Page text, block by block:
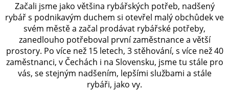
Začali jsme jako většina rybářských potřeb, nadšený
rybář s podnikavým duchem si otevřel malý obchůdek ve
svém městě a začal prodávat rybářské potřeby,
zanedlouho potřeboval první zaměstnance a větší
prostory. Po více než 15 letech, 3 stěhování, s více než 40
zaměstnanci, v Čechách i na Slovensku, jsme tu stále pro
vás, se stejným nadšením, lepšími službami a stále
rybáři, jako vy.